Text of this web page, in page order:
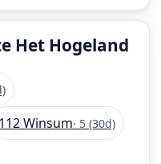
Het Hogeland
112 Winsum· 5 (30d)